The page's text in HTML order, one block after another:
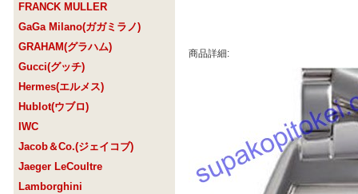
FRANCK MULLER
GaGa Milano(ガガミラノ)
GRAHAM(グラハム)
Gucci(グッチ)
Hermes(エルメス)
Hublot(ウブロ)
IWC
Jacob＆Co.(ジェイコブ)
Jaeger LeCoultre
Lamborghini
商品詳細: